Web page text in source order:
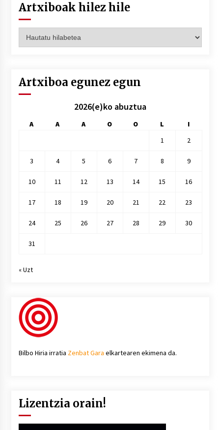
Artxiboak hilez hile
hilez
Artxiboa egunez egun
2026(e)ko abuztua
A A A O O L
I
1
2
3 4 5 6 7 8 9
10 11 12 13 14 15 16
17 18 19 20 21 22 23
24 25 26 27 28 29 30
31
« Uzt
Bilbo Hiria irratia Zenbat Gara elkartearen ekimena da.
Lizentzia orain!